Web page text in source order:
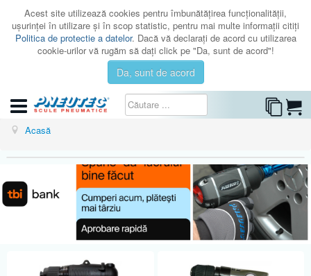
Acest site utilizează cookies pentru îmbunătăţirea funcţionalităţii,
uşurinţei în utilizare şi în scop statistic, pentru mai multe informaţii citiţi
Politica de protectie a datelor. Dacă vă declaraţi de acord cu utilizarea
cookie-urilor vă rugăm să daţi click pe "Da, sunt de acord"!
Da, sunt de acord
CATEGORII
ISTORIC
AUTENTIFICARE
Acasă